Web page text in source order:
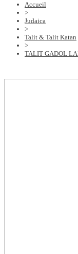
Accueil
>
Judaica
>
Talit & Talit Katan
>
TALIT GADOL